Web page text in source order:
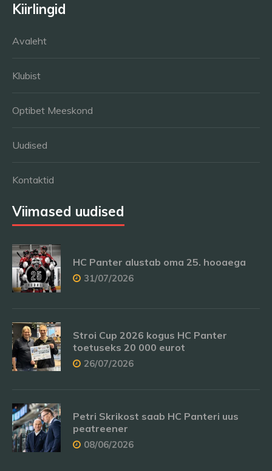
Kiirlingid
Avaleht
Klubist
Optibet Meeskond
Uudised
Kontaktid
Viimased uudised
HC Panter alustab oma 25. hooaega
31/07/2026
Stroi Cup 2026 kogus HC Panter
toetuseks 20 000 eurot
26/07/2026
Petri Skrikost saab HC Panteri uus
peatreener
08/06/2026